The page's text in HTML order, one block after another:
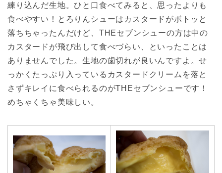
練り込んだ生地。ひと口食べてみると、思ったよりも
食べやすい！とろりんシューはカスタードがボトッと
落ちちゃったんだけど、THEセブンシューの方は中の
カスタードが飛び出して食べづらい、といったことは
ありませんでした。生地の歯切れが良いんですよ。せ
っかくたっぷり入っているカスタードクリームを落と
さずキレイに食べられるのがTHEセブンシューです！
めちゃくちゃ美味しい。